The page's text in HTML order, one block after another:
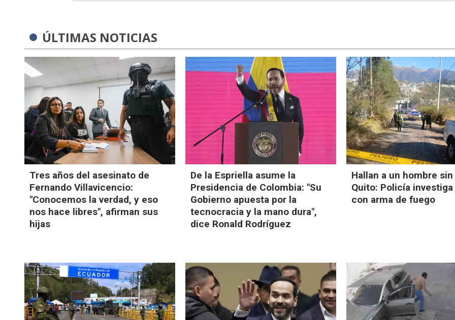
ÚLTIMAS NOTICIAS
Tres años del asesinato de
Fernando Villavicencio:
"Conocemos la verdad, y eso
nos hace libres", afirman sus
hijas
De la Espriella asume la
Presidencia de Colombia: "Su
Gobierno apuesta por la
tecnocracia y la mano dura",
dice Ronald Rodríguez
Hallan a un hombre sin
Quito: Policía
con arma de fuego